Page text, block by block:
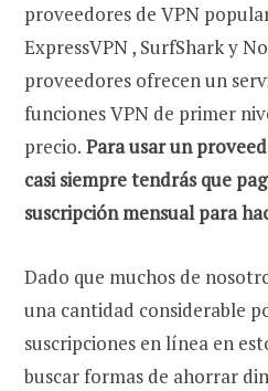
proveedores de VPN
ExpressVPN , SurfShark y
proveedores ofrecen un
funciones VPN de primer
precio. Para usar un
casi siempre tendrás que
suscripción mensual para
Dado que muchos de
una cantidad considerable
suscripciones en línea en
buscar formas de ahorrar